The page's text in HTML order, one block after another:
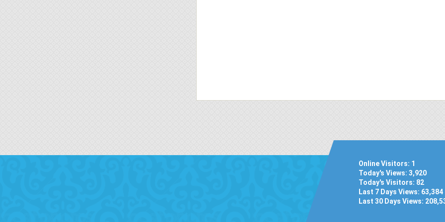
Online Visitors: 1
Today's Views: 3,920
Today's Visitors: 82
Last 7 Days Views: 63,384
Last 30 Days Views: